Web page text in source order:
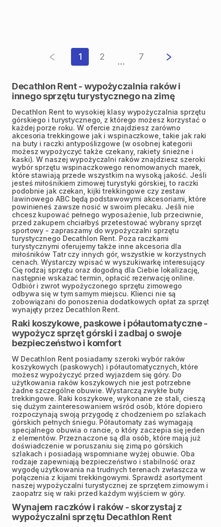
1 2 … 7
Decathlon Rent - wypożyczalnia raków i
innego sprzętu turystycznego na zimę
Decathlon Rent to wysokiej klasy wypożyczalnia sprzętu
górskiego i turystycznego, z którego możesz korzystać o
każdej porze roku. W ofercie znajdziesz zarówno
akcesoria trekkingowe jak i wspinaczkowe, takie jak raki
na buty i raczki antypoślizgowe (w osobnej kategorii
możesz wypożyczyć także czekany, rakiety śnieżne i
kaski). W naszej wypożyczalni raków znajdziesz szeroki
wybór sprzętu wspinaczkowego renomowanych marek,
które stawiają przede wszystkim na wysoką jakość. Jeśli
jesteś miłośnikiem zimowej turystyki górskiej, to raczki
podobnie jak czekan, kijki trekkingowe czy zestaw
lawinowego ABC będą podstawowymi akcesoriami, które
powinieneś zawsze nosić w swoim plecaku. Jeśli nie
chcesz kupować pełnego wyposażenie, lub przeciwnie,
przed zakupem chciałbyś przetestować wybrany sprzęt
sportowy - zapraszamy do wypożyczalni sprzętu
turystycznego Decathlon Rent. Poza raczkami
turystycznymi oferujemy także inne akcesoria dla
miłośników Tatr czy innych gór, wszystkie w korzystnych
cenach. Wystarczy wpisać w wyszukiwarkę interesujący
Cię rodzaj sprzętu oraz dogodną dla Ciebie lokalizację,
następnie wskazać termin, opłacić rezerwację online.
Odbiór i zwrot wypożyczonego sprzętu zimowego
odbywa się w tym samym miejscu. Klienci nie są
zobowiązani do ponoszenia dodatkowych opłat za sprzęt
wynajęty przez Decathlon Rent.
Raki koszykowe, paskowe i półautomatyczne -
wypożycz sprzęt górski i zadbaj o swoje
bezpieczeństwo i komfort
W Decathlon Rent posiadamy szeroki wybór raków
koszykowych (paskowych) i półautomatycznych, które
możesz wypożyczyć przed wyjazdem się góry. Do
użytkowania raków koszykowych nie jest potrzebne
żadne szczególne obuwie. Wystarczą zwykłe buty
trekkingowe. Raki koszykowe, wykonane ze stali, cieszą
się dużym zainteresowaniem wśród osób, które dopiero
rozpoczynają swoją przygodę z chodzeniem po szlakach
górskich pełnych śniegu. Półautomaty zaś wymagają
specjalnego obuwia o rancie, o który zaczepia się jeden
z elementów. Przeznaczone są dla osób, które mają już
doświadczenie w poruszaniu się zimą po górskich
szlakach i posiadają wspomniane wyżej obuwie. Oba
rodzaje zapewniają bezpieczeństwo i stabilność oraz
wygodę użytkowania na trudnych terenach zwłaszcza w
połączenia z kijami trekkingowymi. Sprawdź asortyment
naszej wypożyczalni turystycznej ze sprzętem zimowym i
zaopatrz się w raki przed każdym wyjściem w góry.
Wynajem raczków i raków - skorzystaj z
wypożyczalni sprzętu Decathlon Rent